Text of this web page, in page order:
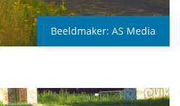
Beeldmaker: AS Media